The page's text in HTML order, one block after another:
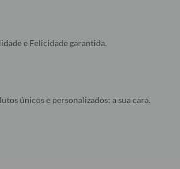
e Felicidade garantida.
únicos e personalizados: a sua cara.